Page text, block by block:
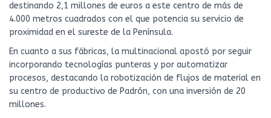
destinando 2,1 millones de euros a este centro de más de
4.000 metros cuadrados con el que potencia su servicio de
proximidad en el sureste de la Península.
En cuanto a sus fábricas, la multinacional apostó por seguir
incorporando tecnologías punteras y por automatizar
procesos, destacando la robotización de flujos de material en
su centro de productivo de Padrón, con una inversión de 20
millones.